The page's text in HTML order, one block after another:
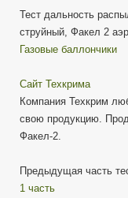
Тест дальность
струйный, Факел 2
Газовые баллончики
Сайт Техкрима
Компания Техкрим
свою продукцию.
Факел-2.
Предыдущая часть
1 часть